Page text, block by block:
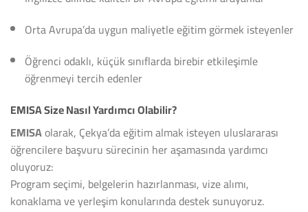
Orta Avrupa’da uygun maliyetle eğitim görmek isteyenler
Öğrenci odaklı, küçük sınıflarda birebir etkileşimle
öğrenmeyi tercih edenler
EMISA Size Nasıl Yardımcı Olabilir?
EMISAolarak, Çekya’da eğitim almak isteyen uluslararası
öğrencilere başvuru sürecinin her aşamasında yardımcı
oluyoruz:
Program seçimi, belgelerin hazırlanması, vize alımı,
konaklama ve yerleşim konularında destek sunuyoruz.